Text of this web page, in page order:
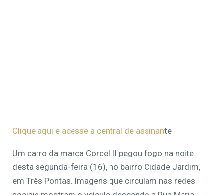
Clique aqui e acesse a central de assinante
Um carro da marca Corcel II pegou fogo na noite
desta segunda-feira (16), no bairro Cidade Jardim,
em Três Pontas. Imagens que circulam nas redes